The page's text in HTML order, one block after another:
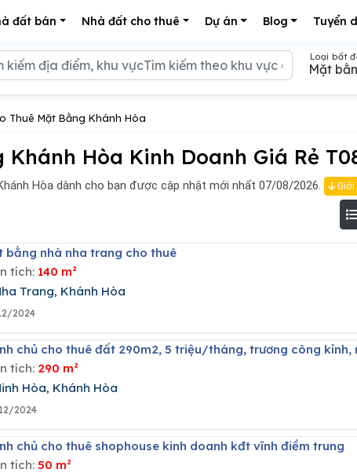
đất bán Nhà đất cho thuê Dự án Blog Tuyển
Thuê Mặt Bằng Khánh Hòa
Khánh Hòa Kinh Doanh Giá Rẻ
Hòa dành cho bạn được cập nhật mới nhất 07/08/2026. Giới
bằng nhà nha trang cho thuê
tích: 140 m²
Trang, Khánh Hòa
2024
chủ cho thuê đất 290m2, 5 triệu/tháng, trương công kỉnh,
tích: 290 m²
Hòa, Khánh Hòa
2024
chủ cho thuê shophouse kinh doanh kđt vĩnh điềm trung
tích: 50 m²
Loại bất
Mặt